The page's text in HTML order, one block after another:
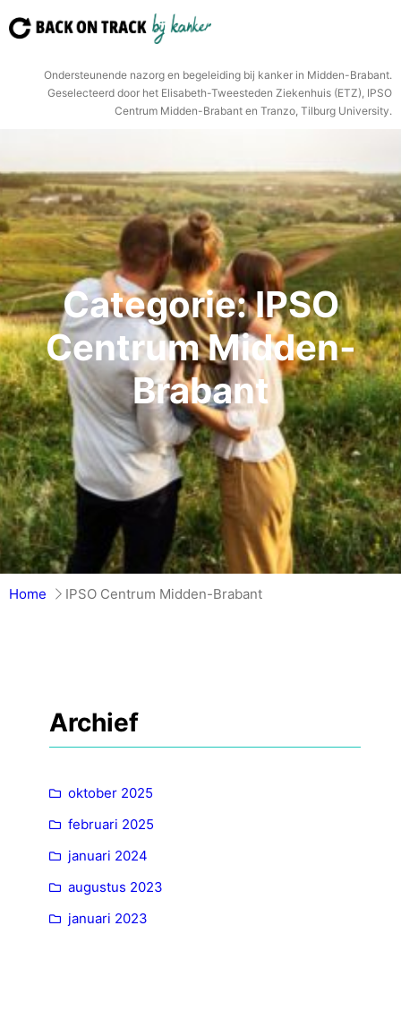
naar
Ondersteunende nazorg en begeleiding bij kanker in Midden-Brabant.
Geselecteerd door het Elisabeth-Tweesteden Ziekenhuis (ETZ), IPSO
Centrum Midden-Brabant en Tranzo, Tilburg University.
Categorie:IPSO
Centrum Midden-
Brabant
Home IPSO Centrum Midden-Brabant
Archief
oktober 2025
februari 2025
januari 2024
augustus 2023
januari 2023